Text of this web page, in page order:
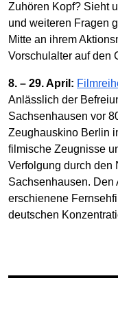
Zuhören Kopf? Sieht
und weiteren Fragen
Mitte an ihrem
Vorschulalter auf den
8. – 29. April:
Anlässlich der
Sachsenhausen vor
Zeughauskino Berlin
filmische Zeugnisse
Verfolgung durch den
Sachsenhausen. Den
erschienene
deutschen